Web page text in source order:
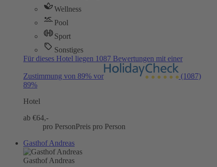
Wellness
Pool
Sport
Sonstiges
Für dieses Hotel liegen 1087 Bewertungen mit einer
Zustimmung von 89% vor
(1087)
89%
Hotel
ab €64,-
pro PersonPreis pro Person
Gasthof Andreas
Gasthof Andreas